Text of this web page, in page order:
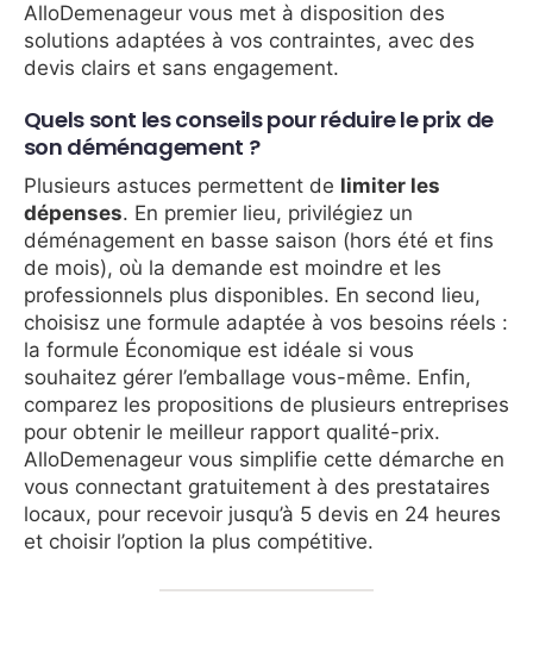
AlloDemenageur vous met à disposition des
solutions adaptées à vos contraintes, avec des
devis clairs et sans engagement.
Quels sont les conseils pour réduire le prix de
son déménagement ?
Plusieurs astuces permettent de limiter les
dépenses. En premier lieu, privilégiez un
déménagement en basse saison (hors été et fins
de mois), où la demande est moindre et les
professionnels plus disponibles. En second lieu,
choisisz une formule adaptée à vos besoins réels :
la formule Économique est idéale si vous
souhaitez gérer l’emballage vous-même. Enfin,
comparez les propositions de plusieurs entreprises
pour obtenir le meilleur rapport qualité-prix.
AlloDemenageur vous simplifie cette démarche en
vous connectant gratuitement à des prestataires
locaux, pour recevoir jusqu’à 5 devis en 24 heures
et choisir l’option la plus compétitive.